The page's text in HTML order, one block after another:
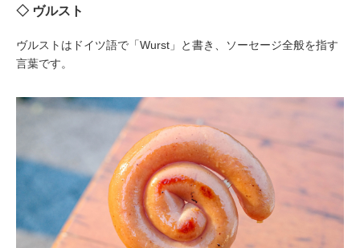
◇ ヴルスト
ヴルストはドイツ語で「Wurst」と書き、ソーセージ全般を指す
言葉です。